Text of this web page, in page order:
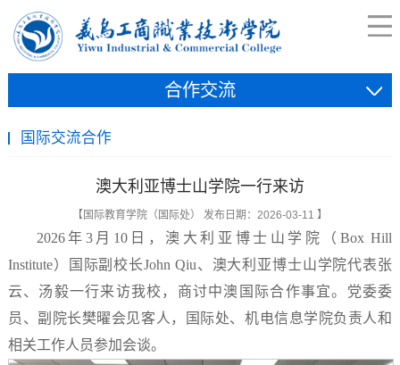
合作交流
国际交流合作
澳大利亚博士山学院一行来访
【国际教育学院（国际处） 发布日期：2026-03-11 】
2026年3月10日，澳大利亚博士山学院（Box Hill
Institute）国际副校长John Qiu、澳大利亚博士山学院代表张
云、汤毅一行来访我校，商讨中澳国际合作事宜。党委委
员、副院长樊曜会见客人，国际处、机电信息学院负责人和
相关工作人员参加会谈。